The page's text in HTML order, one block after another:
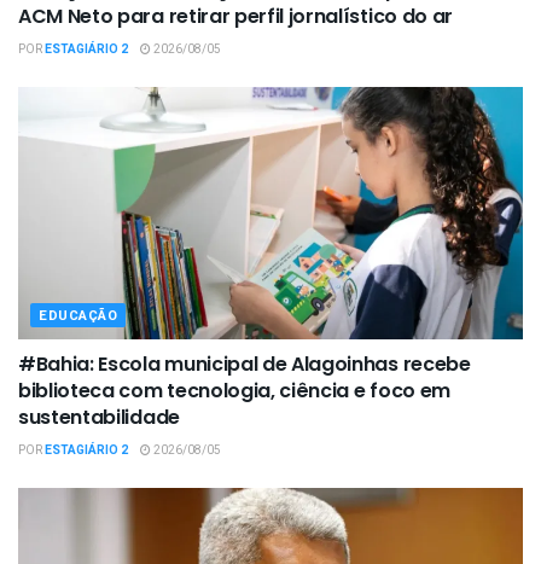
ACM Neto para retirar perfil jornalístico do ar
PORESTAGIÁRIO 2 2026/08/05
EDUCAÇÃO
#Bahia: Escola municipal de Alagoinhas recebe
biblioteca com tecnologia, ciência e foco em
sustentabilidade
PORESTAGIÁRIO 2 2026/08/05